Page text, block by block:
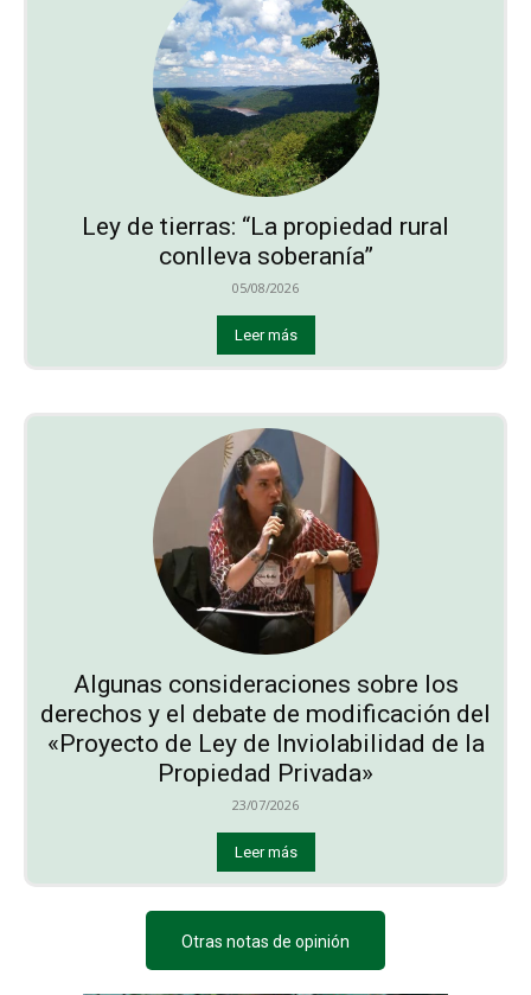
Ley de tierras: “La propiedad rural
conlleva soberanía”
05/08/2026
Leer más
Algunas consideraciones sobre los
derechos y el debate de modificación del
«Proyecto de Ley de Inviolabilidad de la
Propiedad Privada»
23/07/2026
Leer más
Otras notas de opinión